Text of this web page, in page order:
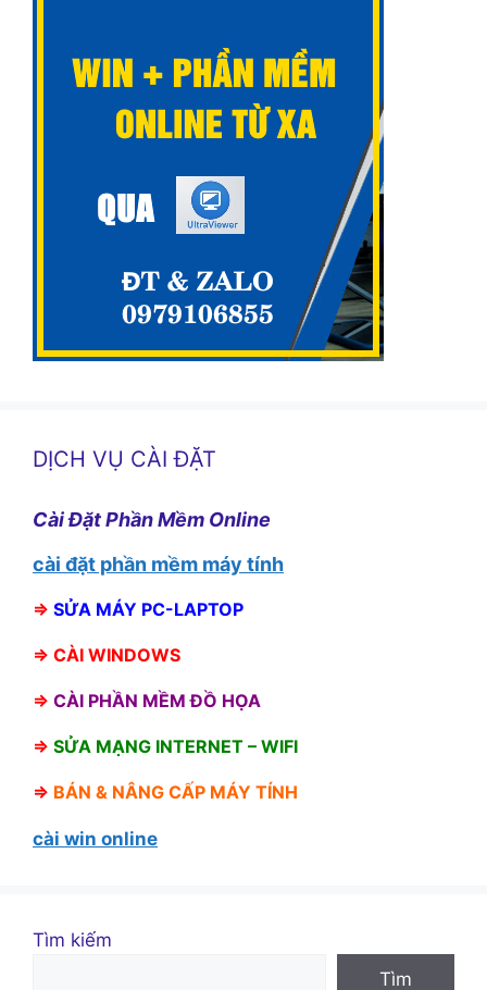
DỊCH VỤ CÀI ĐẶT
Cài Đặt Phần Mềm Online
cài đặt phần mềm máy tính
⇒ SỬA MÁY PC-LAPTOP
⇒ CÀI WINDOWS
⇒ CÀI PHẦN MỀM ĐỒ HỌA
⇒ SỬA MẠNG INTERNET – WIFI
⇒ BÁN & NÂNG CẤP MÁY TÍNH
cài win online
Tìm kiếm
Tìm